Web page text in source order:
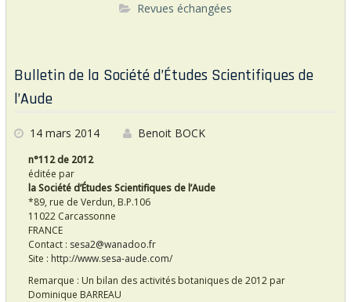
o
o
Revues échangées
Bulletin de la Société d’Études Scientifiques de
l’Aude
14 mars 2014 Benoit BOCK
n°112 de 2012
éditée par
la Société d’Études Scientifiques de l’Aude
*89, rue de Verdun, B.P.106
11022 Carcassonne
FRANCE
Contact : sesa2@wanadoo.fr
Site : http://www.sesa-aude.com/
Remarque : Un bilan des activités botaniques de 2012 par
Dominique BARREAU